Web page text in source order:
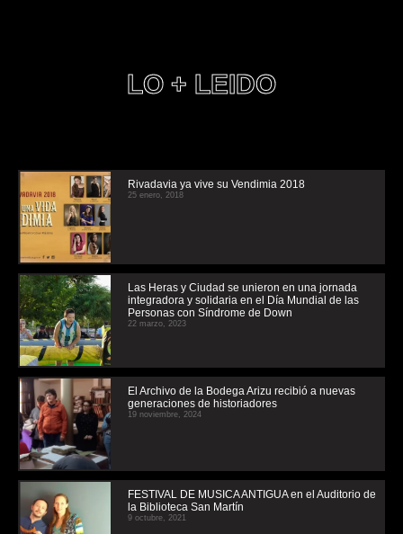
LO + LEIDO
Rivadavia ya vive su Vendimia 2018
25 enero, 2018
Las Heras y Ciudad se unieron en una jornada
integradora y solidaria en el Día Mundial de las
Personas con Síndrome de Down
22 marzo, 2023
El Archivo de la Bodega Arizu recibió a nuevas
generaciones de historiadores
19 noviembre, 2024
FESTIVAL DE MUSICA ANTIGUA en el Auditorio de
la Biblioteca San Martín
9 octubre, 2021